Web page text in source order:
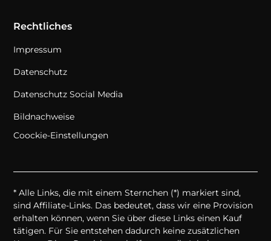
Rechtliches
Impressum
Datenschutz
Datenschutz Social Media
Bildnachweise
Coockie-Einstellungen
* Alle Links, die mit einem Sternchen (*) markiert sind,
sind Affiliate-Links. Das bedeutet, dass wir eine Provision
erhalten können, wenn Sie über diese Links einen Kauf
tätigen. Für Sie entstehen dadurch keine zusätzlichen